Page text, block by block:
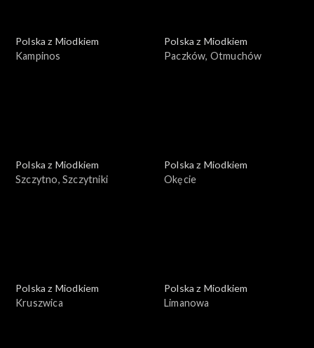
Polska z Miodkiem
Kampinos
Polska z Miodkiem
Paczków, Otmuchów
Polska z Miodkiem
Szczytno, Szczytniki
Polska z Miodkiem
Okęcie
Polska z Miodkiem
Kruszwica
Polska z Miodkiem
Limanowa